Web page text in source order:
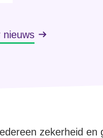
zekerheid
nieuws